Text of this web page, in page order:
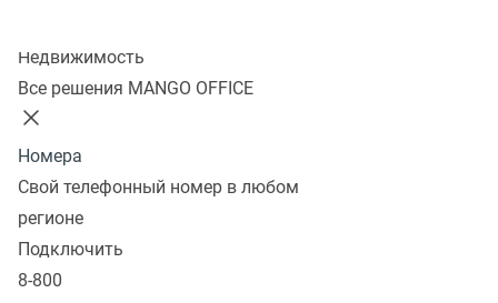
Недвижимость
Все решения MANGO OFFICE
Номера
Свой телефонный номер в любом
регионе
Подключить
8-800
рассылкиРаспределение звонков
Интеграция с ОПДкРКАвтоинформатор
Автосекретарь
возможности ВАТС
Контакт-центр
Омниканальный контакт-центр
Омниканальные коммуникации
персоналом